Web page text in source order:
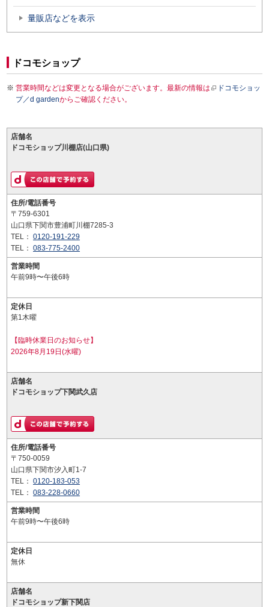
量販店などを表示
ドコモショップ
営業時間などは変更となる場合がございます。最新の情報は
ドコモショッ
プ／d gardenからご確認ください。
店舗名
ドコモショップ川棚店(山口県)
住所/電話番号
〒759-6301
山口県下関市豊浦町川棚7285-3
TEL： 0120-191-229
TEL： 083-775-2400
営業時間
午前9時〜午後6時
定休日
第1木曜
【臨時休業日のお知らせ】
2026年8月19日(水曜)
店舗名
ドコモショップ下関武久店
住所/電話番号
〒750-0059
山口県下関市汐入町1-7
TEL： 0120-183-053
TEL： 083-228-0660
営業時間
午前9時〜午後6時
定休日
無休
店舗名
ドコモショップ新下関店